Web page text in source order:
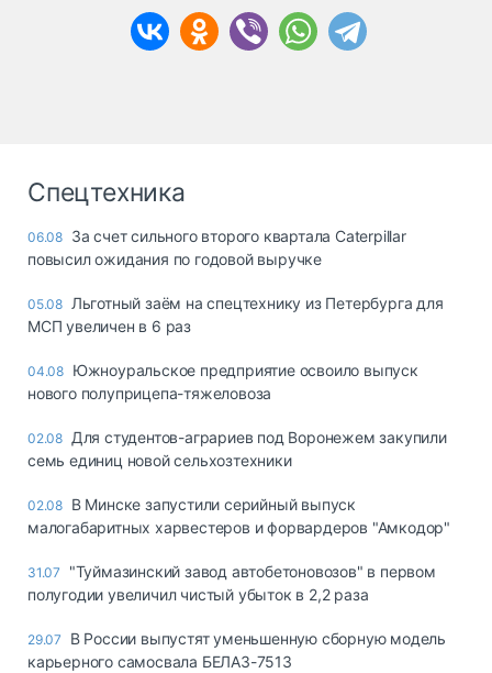
Спецтехника
06.08 За счет сильного второго квартала Caterpillar
повысил ожидания по годовой выручке
05.08 Льготный заём на спецтехнику из Петербурга для
МСП увеличен в 6 раз
04.08 Южноуральское предприятие освоило выпуск
нового полуприцепа-тяжеловоза
02.08 Для студентов-аграриев под Воронежем закупили
семь единиц новой сельхозтехники
02.08 В Минске запустили серийный выпуск
малогабаритных харвестеров и форвардеров "Амкодор"
31.07
"Туймазинский завод автобетоновозов" в первом
полугодии увеличил чистый убыток в 2,2 раза
29.07
В России выпустят уменьшенную сборную модель
карьерного самосвала БЕЛАЗ-7513